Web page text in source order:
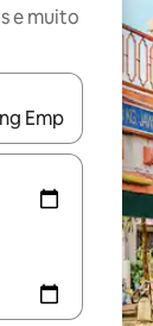
e muito
explore-os